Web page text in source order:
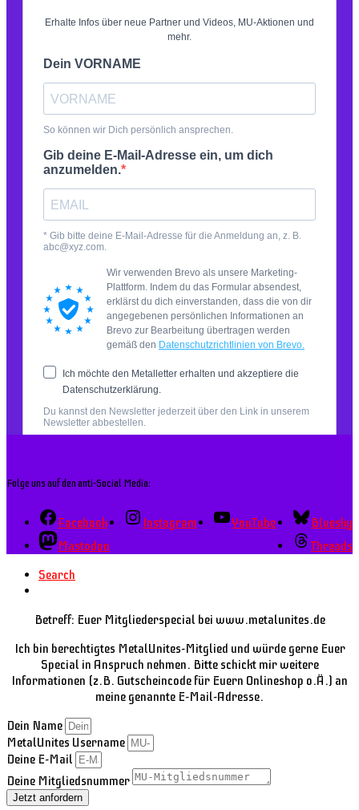
Folge uns auf den anti-Social Media:
Facebook Instagram YouTube
Bluesky
Mastodon
Threads
Search
Betreff: Euer Mitgliederspecial bei www.metalunites.de
Ich bin berechtigtes MetalUnites-Mitglied und würde gerne Euer
Special in Anspruch nehmen. Bitte schickt mir weitere
Informationen (z.B. Gutscheincode für Euern Onlineshop o.Ä.) an
meine genannte E-Mail-Adresse.
Dein Name
MetalUnites Username
Deine E-Mail
Deine Mitgliedsnummer
Jetzt anfordern